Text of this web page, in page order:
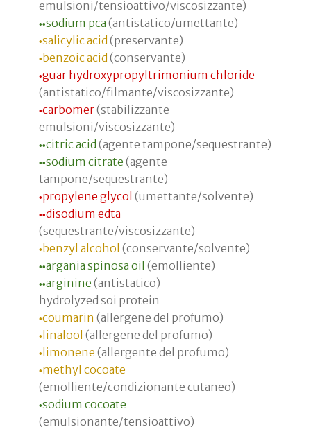
emulsioni/tensioattivo/viscosizzante)
••sodium pca (antistatico/umettante)
•salicylic acid (preservante)
•benzoic acid (conservante)
•guar hydroxypropyltrimonium chloride
(antistatico/filmante/viscosizzante)
•carbomer(stabilizzante
emulsioni/viscosizzante)
••citric acid (agente tampone/sequestrante)
••sodium citrate (agente
tampone/sequestrante)
•propylene glycol (umettante/solvente)
••disodium edta
(sequestrante/viscosizzante)
•benzyl alcohol (conservante/solvente)
••argania spinosa oil (emolliente)
••arginine (antistatico)
hydrolyzed soi protein
•coumarin (allergene del profumo)
• linalool (allergene del profumo)
• limonene (allergente del profumo)
•methyl cocoate
(emolliente/condizionante cutaneo)
•sodium cocoate
(emulsionante/tensioattivo)